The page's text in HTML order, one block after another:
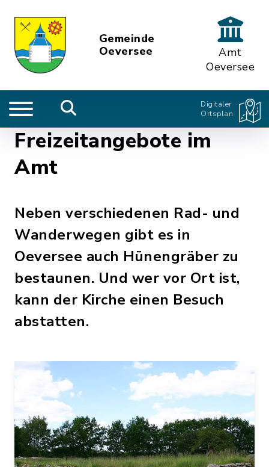
Gemeinde
Oeversee
Amt
Oeversee
Digitaler
Ortsplan
Freizeitangebote im
Amt
Neben verschiedenen Rad- und
Wanderwegen gibt es in
Oeversee auch Hünengräber zu
bestaunen. Und wer vor Ort ist,
kann der Kirche einen Besuch
abstatten.